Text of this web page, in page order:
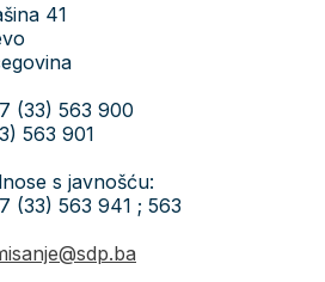
41
(33) 563 900
563 901
s javnošću:
(33) 563 941 ; 563